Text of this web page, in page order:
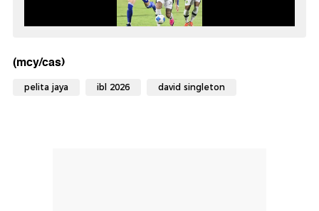
(mcy/cas)
pelita jaya ibl 2026 david singleton